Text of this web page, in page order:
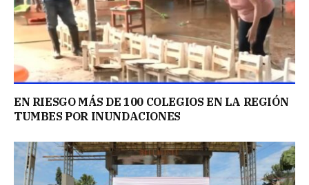
EN RIESGO MÁS DE 100 COLEGIOS EN LA REGIÓN
TUMBES POR INUNDACIONES